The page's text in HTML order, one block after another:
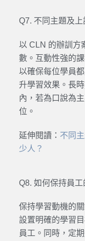
Q7. 不同主題及
以 CLN 的辦訓方
數。互動性強的
以確保每位學員
升學習效果。長
內，若為口說為
位。
延伸閱讀： 不同
少人？
Q8. 如何保持員工
保持學習動機的
設置明確的學習
員工。同時，定